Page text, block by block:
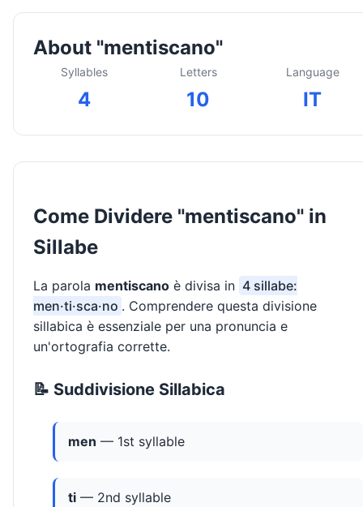
About "mentiscano"
Syllables
4
Letters
10
Language
IT
Come Dividere "mentiscano" in
Sillabe
La parola mentiscano è divisa in 4 sillabe:
men·ti·sca·no . Comprendere questa divisione
sillabica è essenziale per una pronuncia e
un'ortografia corrette.
📝 Suddivisione Sillabica
men — 1st syllable
ti — 2nd syllable